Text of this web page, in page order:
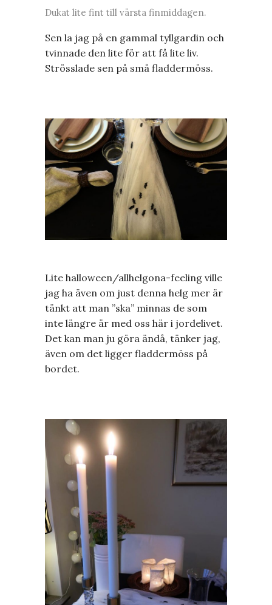
Dukat lite fint till värsta finmiddagen.
Sen la jag på en gammal tyllgardin och
tvinnade den lite för att få lite liv.
Strösslade sen på små fladdermöss.
Lite halloween/allhelgona-feeling ville
jag ha även om just denna helg mer är
tänkt att man ”ska” minnas de som
inte längre är med oss här i jordelivet.
Det kan man ju göra ändå, tänker jag,
även om det ligger fladdermöss på
bordet.